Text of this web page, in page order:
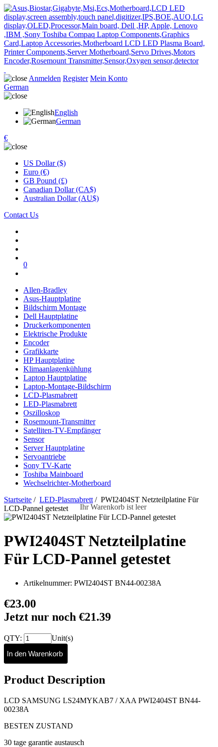
Anmelden Register Mein Konto
German
English
German
€
US Dollar ($)
Euro (€)
GB Pound (£)
Canadian Dollar (CA$)
Australian Dollar (AU$)
Contact Us
0
Allen-Bradley
Asus-Hauptplatine
Bildschirm Montage
Dell Hauptplatine
Druckerkomponenten
Elektrische Produkte
Encoder
Grafikkarte
HP Hauptplatine
Klimaanlagenkühlung
Laptop Hauptplatine
Laptop-Montage-Bildschirm
LCD-Plasmabrett
LED-Plasmabrett
Oszilloskop
Rosemount-Transmitter
Satelliten-TV-Empfänger
Sensor
Server Hauptplatine
Servoantriebe
Sony TV-Karte
Toshiba Mainboard
Wechselrichter-Motherboard
Ihr Warenkorb ist leer
Startseite / LED-Plasmabrett / PWI2404ST Netzteilplatine Für
LCD-Pannel getestet
PWI2404ST Netzteilplatine
Für LCD-Pannel getestet
Artikelnummer: PWI2404ST BN44-00238A
€23.00
Jetzt nur noch €21.39
QTY: Unit(s)
Product Description
LCD SAMSUNG LS24MYKAB7 / XAA PWI2404ST BN44-
00238A
BESTEN ZUSTAND
30 tage garantie austausch